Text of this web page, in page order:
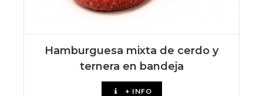
Hamburguesa mixta de cerdo y
ternera en bandeja
+ INFO